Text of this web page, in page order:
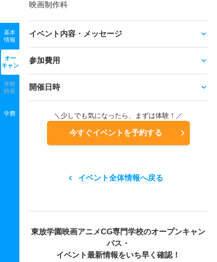
基本
情報
オー
キャン
学校
特長
学費
映画制作科
イベント内容・メッセージ
参加費用
開催日時
＼少しでも気になったら、まずは体験！／
今すぐイベントを予約する
イベント全体情報へ戻る
東放学園映画アニメCG専門学校のオープンキャン
パス・
イベント最新情報をいち早く確認！